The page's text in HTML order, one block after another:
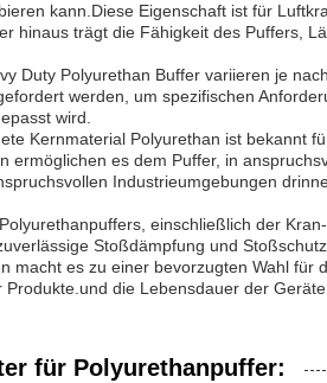
kann.Diese Eigenschaft ist für
hinaus trägt die Fähigkeit des Puffers,
Duty Polyurethan Buffer variieren je
werden, um spezifischen
wird.
Kernmaterial Polyurethan ist bekannt
ermöglichen es dem Puffer, in
Industrieumgebungen
einschließlich der
Stoßdämpfung und
macht es zu einer bevorzugten Wahl
die Lebensdauer der
für Polyurethanpuffer: